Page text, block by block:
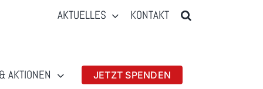
AKTUELLES KONTAKT
AKTIONEN JETZT SPENDEN